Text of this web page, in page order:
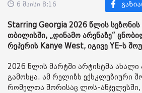
6 მაისი 8:16
Starring Georgia 2026 წლის
თბილისში, „დინამო არენაზე“
რეპერის Kanye West, იგივე YE-ს
2026 წლის მარტში არტისტმა
გამოსცა. ამ რელიზს ექსკლუზიური
რომელთა შორისაც ლოს-ანჯელესში,